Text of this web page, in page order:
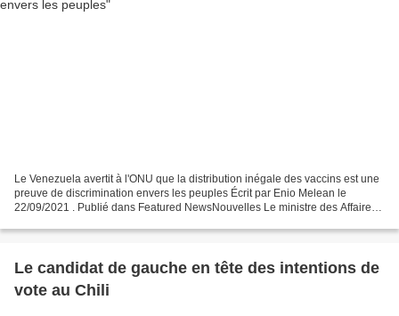
Le Venezuela avertit à l'ONU que la distribution inégale des vaccins est une
preuve de discrimination envers les peuples Écrit par Enio Melean le
22/09/2021 . Publié dans Featured NewsNouvelles Le ministre des Affaires
Le candidat de gauche en tête des intentions de
vote au Chili